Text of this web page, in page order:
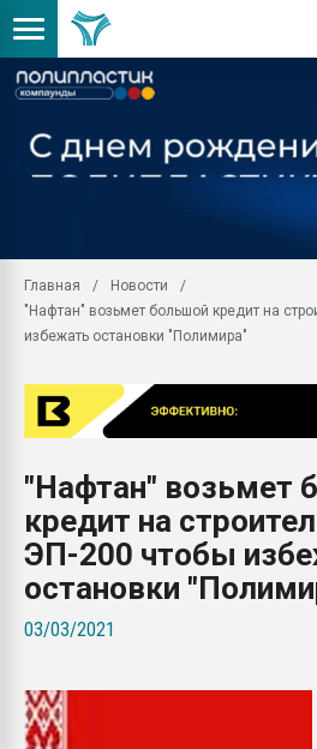
Главная
Новости
"Нафтан" возьмет большой кредит на
избежать остановки "Полимира"
"Нафтан" возьмет
кредит на
ЭП-200 чтобы
остановки
03/03/2021